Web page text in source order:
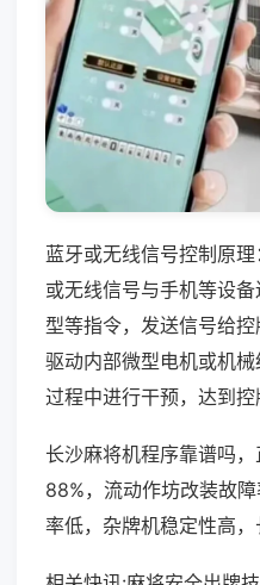
蓝牙或无线信号控制原
或无线信号与手机等设
型等指令，发送信号给
驱动内部微型电机或机
过程中进行干预，达到控
长沙麻将机程序靠谱吗
88%，流动作坊改装故
率低，杂牌机稳定性高，